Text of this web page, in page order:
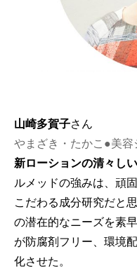
山崎多賀子さん
やまざき・たかこ●美容
新ローションの清々し
ルメッドの強みは、頑
こだわる成分研究だと
の潜在的なニーズを素
が防腐剤フリー、環境
化させた。